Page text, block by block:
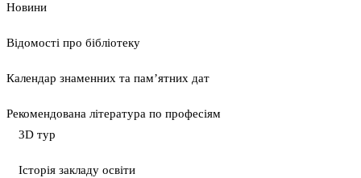
Новини
Відомості про бібліотеку
Календар знаменних та пам’ятних дат
Рекомендована література по професіям
3D тур
Історія закладу освіти